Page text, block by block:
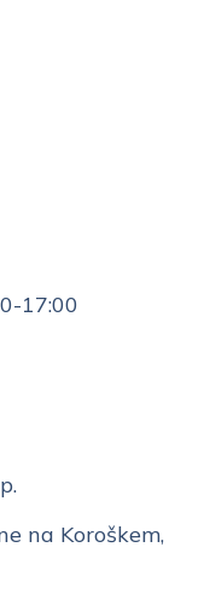
17:00
na Koroškem,